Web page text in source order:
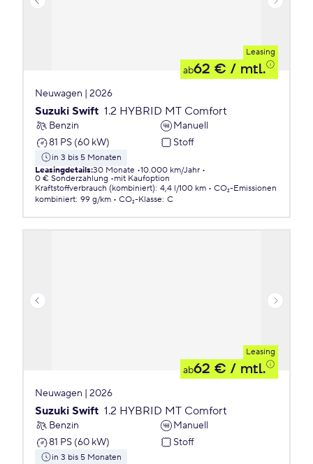
Leasing
ab62 € / mtl.
Neuwagen | 2026
Suzuki Swift 1.2 HYBRID MT Comfort
Benzin
Manuell
81 PS (60 kW)
Stoff
in 3 bis 5 Monaten
Leasingdetails:30 Monate 10.000 km/Jahr
0 € Sonderzahlung
mit Kaufoption
Kraftstoffverbrauch (kombiniert): 4,4 l/100 km
CO₂-Emissionen
kombiniert: 99 g/km CO₂-Klasse: C
Leasing
ab62 € / mtl.
Neuwagen | 2026
Suzuki Swift 1.2 HYBRID MT Comfort
Benzin
Manuell
81 PS (60 kW)
Stoff
in 3 bis 5 Monaten